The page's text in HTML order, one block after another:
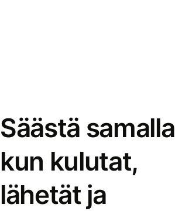
Säästä samalla
kun kulutat,
lähetät ja